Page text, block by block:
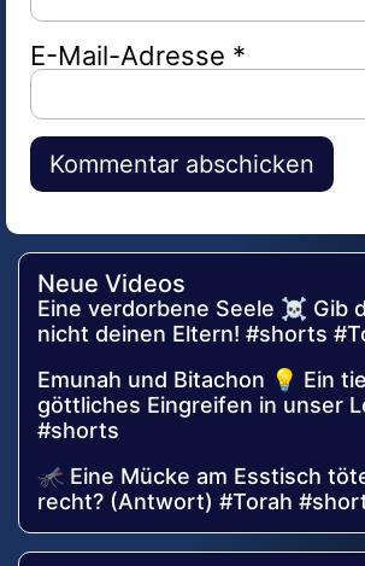
E-Mail-Adresse *
Alternative:
Neue Videos
Eine verdorbene Seele ☠️ Gib
nicht deinen Eltern! #shorts
Emunah und Bitachon 💡 Ein
göttliches Eingreifen in unser
#shorts
🦟 Eine Mücke am Esstisch
recht? (Antwort) #Torah